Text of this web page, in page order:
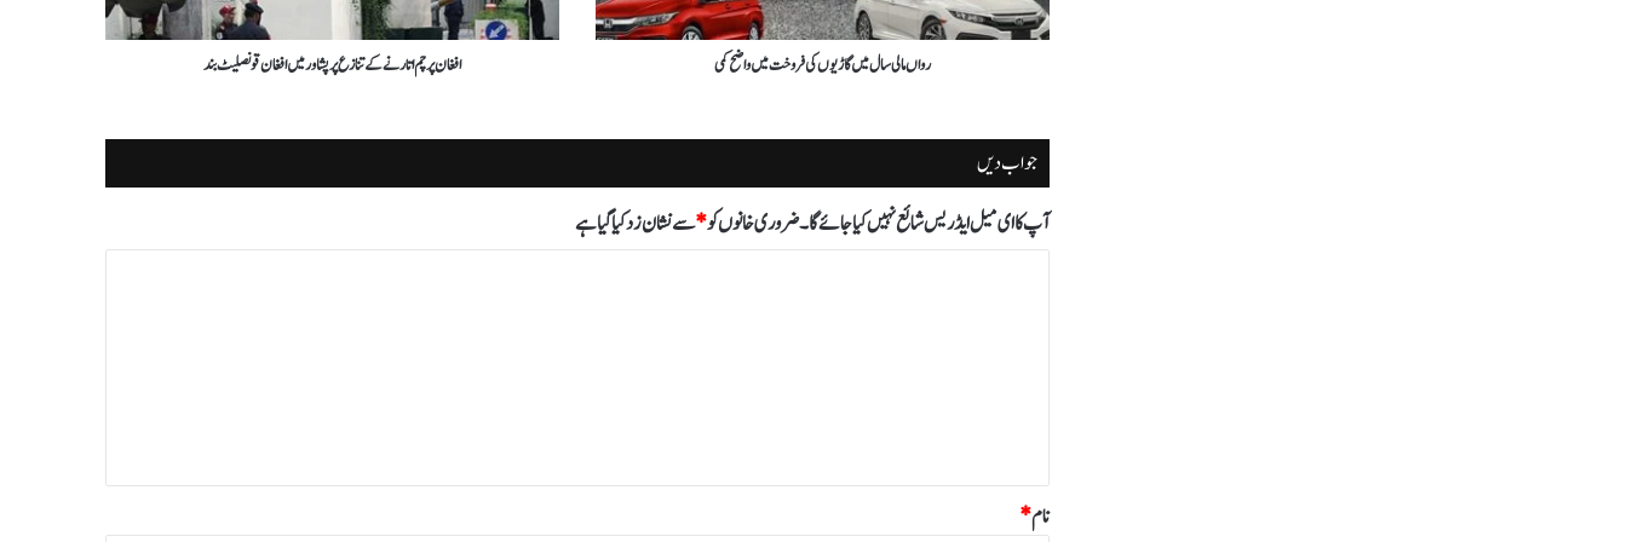
رواں مالی سال میں گاڑیوں کی فروخت میں واضح کمی افغان پرچم اتارنے کے تنازع پر پشاور میں افغان قونصلیٹ بند
جواب دیں
آپ کا ای میل ایڈریس شائع نہیں کیا جائے گا۔ضروری خانوں کو*سے نشان زد کیا گیا ہے
نام*